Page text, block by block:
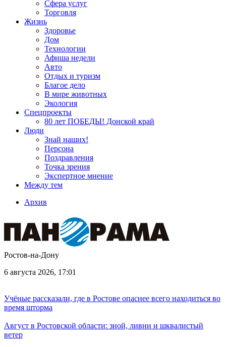
Сфера услуг
Торговля
Жизнь
Здоровье
Дом
Технологии
Афиша недели
Авто
Отдых и туризм
Благое дело
В мире животных
Экология
Спецпроекты
80 лет ПОБЕДЫ! Донской край
Люди
Знай наших!
Персона
Поздравления
Точка зрения
Экспертное мнение
Между тем
Архив
Ростов-на-Дону
6 августа 2026, 17:01
Учёные рассказали, где в Ростове опаснее всего находиться во
время шторма
Август в Ростовской области: зной, ливни и шквалистый
ветер